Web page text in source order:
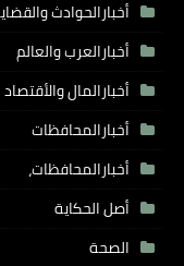
أخبارالحوادث
أخبارالعرب والعالم
أخبارالمال والأقتصاد
أخبارالمحافظات
أخبارالمحافظات،
أصل الحكاية
الصحة